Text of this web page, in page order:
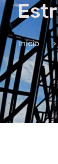
NOME *
E-MAIL *
TELEFONE *